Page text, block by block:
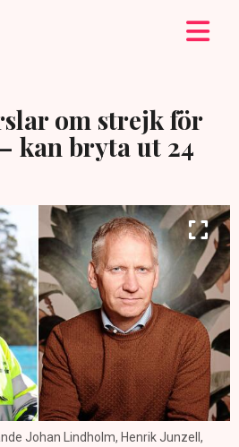
om strejk för
kan bryta ut 24
Johan Lindholm, Henrik Junzell,